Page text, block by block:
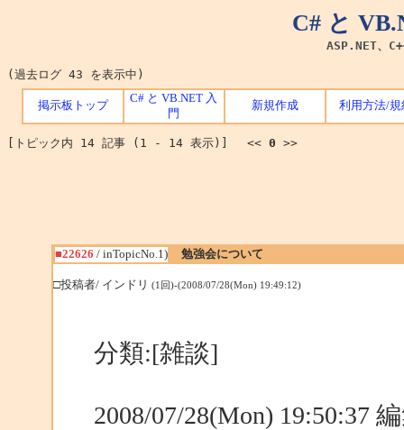
C# と
ASP.NET、
(過去ログ 43 を表示中)
掲示板トップ
C# と VB.NET 入
門
新規作成 利用方法/規
[トピック内 14 記事 (1 - 14 表示)] << 0 >>
■22626 / inTopicNo.1) 勉強会について
□投稿者/ インドリ (1回)-(2008/07/28(Mon) 19:49:12)
分類:[雑談]
2008/07/28(Mon) 19:50:37